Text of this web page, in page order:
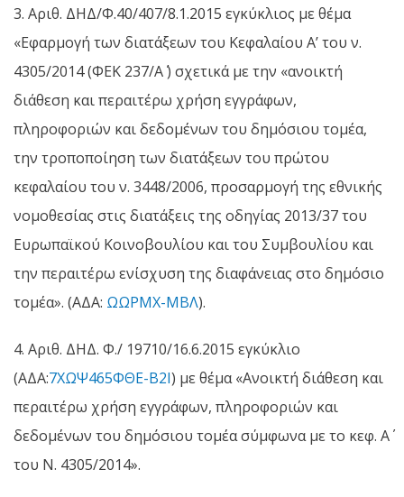
3. Αριθ. ΔΗΔ/Φ.40/407/8.1.2015 εγκύκλιος με θέμα
«Εφαρμογή των διατάξεων του Κεφαλαίου Α’ του ν.
4305/2014 (ΦΕΚ 237/Α΄ ) σχετικά με την «ανοικτή
διάθεση και περαιτέρω χρήση εγγράφων,
πληροφοριών και δεδομένων του δημόσιου τομέα,
την τροποποίηση των διατάξεων του πρώτου
κεφαλαίου του ν. 3448/2006, προσαρμογή της εθνικής
νομοθεσίας στις διατάξεις της οδηγίας 2013/37 του
Ευρωπαϊκού Κοινοβουλίου και του Συμβουλίου και
την περαιτέρω ενίσχυση της διαφάνειας στο δημόσιο
τομέα». (ΑΔΑ: ΩΩΡΜΧ-ΜΒΛ).
4. Αριθ. ΔΗΔ. Φ./ 19710/16.6.2015 εγκύκλιο
(ΑΔΑ:7ΧΩΨ465ΦΘΕ-Β2Ι) με θέμα «Ανοικτή διάθεση και
περαιτέρω χρήση εγγράφων, πληροφοριών και
δεδομένων του δημόσιου τομέα σύμφωνα με το κεφ. Α΄
του Ν. 4305/2014».